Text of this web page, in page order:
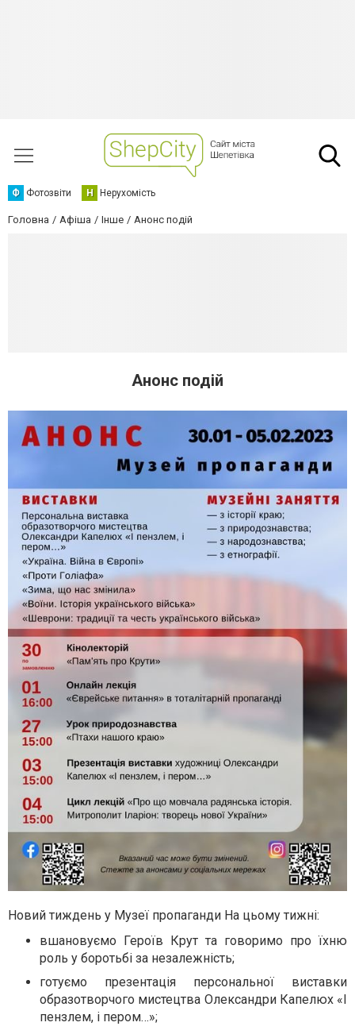
Ф Фотозвіти Н Нерухомість
Головна Афіша Інше Анонс подій
Анонс подій
Новий тиждень у Музеї пропаганди На цьому тижні:
вшановуємо Героїв Крут та говоримо про їхню
роль у боротьбі за незалежність;
готуємо презентація персональної виставки
образотворчого мистецтва Олександри Капелюх «І
пензлем, і пером…»;